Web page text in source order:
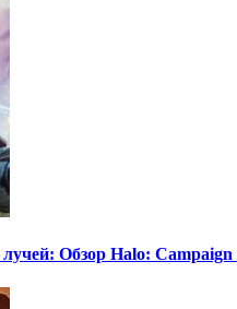
Обзор Halo: Campaign